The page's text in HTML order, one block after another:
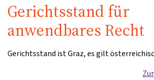
Gerichtsstand für
anwendbares Recht
Gerichtsstand ist Graz, es gilt